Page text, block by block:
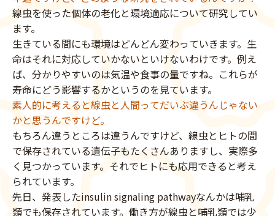
線虫を使った個体の老化と環境適応について研究してい
ます。
生きている間にも環境はどんどん変わっていきます。生
命はそれに対応していかないといけないわけです。例え
ば、分かりやすいのは気温や食事の量ですね。これらが
寿命にどう影響するかというのを見ています。
素人的に考えると線虫と人間ってだいぶ違うんじゃない
かと思うんですけど。
もちろん違うところは違うんですけど、線虫とヒトの間
で保存されている遺伝子もたくさんありますし、実際多
く見つかっています。それでヒトにも応用できると考え
られています。
先日、発表したinsulin signaling pathwayなんかは哺乳
類でも保存されています。働き方が線虫と哺乳類では少